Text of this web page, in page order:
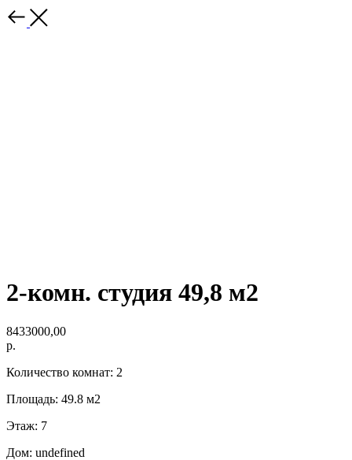
2-комн. студия 49,8 м2
8433000,00
р.
Количество комнат: 2
Площадь: 49.8 м2
Этаж: 7
Дом: undefined